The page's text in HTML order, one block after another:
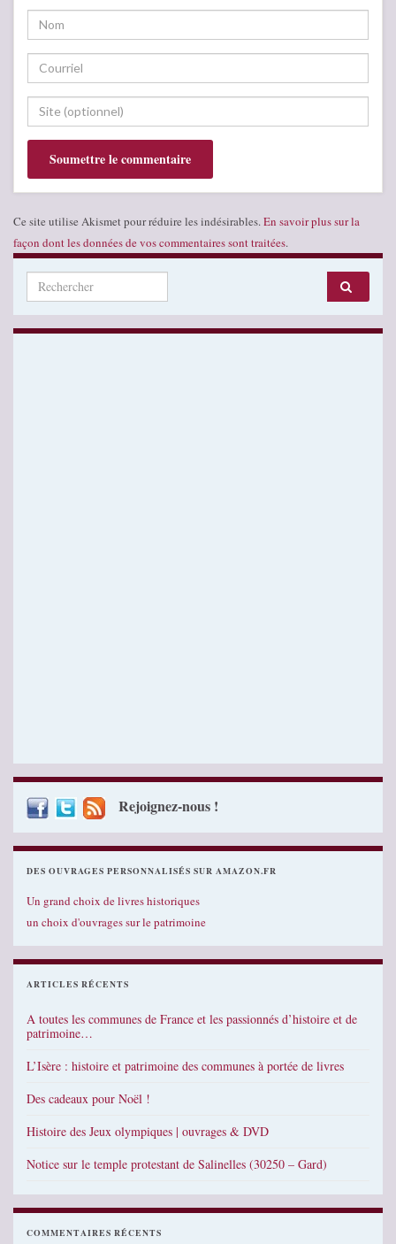
Ce site utilise Akismet pour réduire les indésirables. En savoir plus sur la
façon dont les données de vos commentaires sont traitées.
Search for:
Rejoignez-nous !
DES OUVRAGES PERSONNALISÉS SUR AMAZON.FR
Un grand choix de livres historiques
un choix d'ouvrages sur le patrimoine
ARTICLES RÉCENTS
A toutes les communes de France et les passionnés d’histoire et de
patrimoine…
L’Isère : histoire et patrimoine des communes à portée de livres
Des cadeaux pour Noël !
Histoire des Jeux olympiques | ouvrages & DVD
Notice sur le temple protestant de Salinelles (30250 – Gard)
COMMENTAIRES RÉCENTS